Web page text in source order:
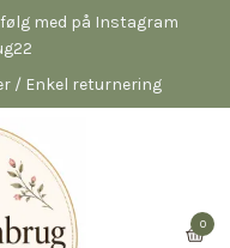
med på Instagram
/ Enkel returnering
0